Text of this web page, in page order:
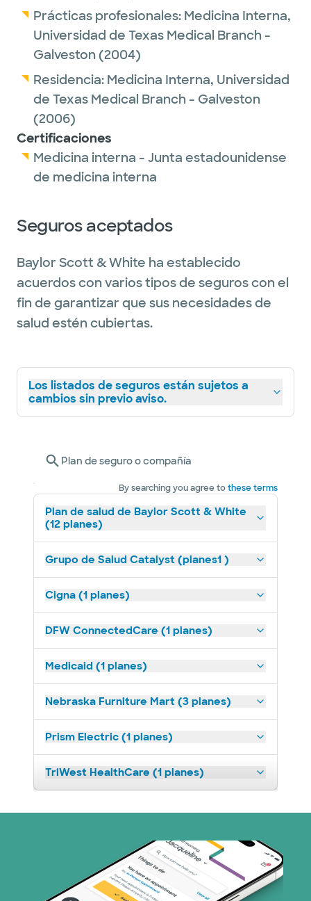
Prácticas profesionales: Medicina Interna,
Universidad de Texas Medical Branch -
Galveston (2004)
Residencia: Medicina Interna, Universidad
de Texas Medical Branch - Galveston
(2006)
Certificaciones
Medicina interna - Junta estadounidense
de medicina interna
Seguros aceptados
Baylor Scott & White ha establecido
acuerdos con varios tipos de seguros con el
fin de garantizar que sus necesidades de
salud estén cubiertas.
Los listados de seguros están sujetos a
cambios sin previo aviso.
Plan de seguro o compañía
By searching you agree tothese terms
Plan de salud de Baylor Scott & White
(12 planes)
Grupo de Salud Catalyst (planes1 )
Cigna (1 planes)
DFW ConnectedCare (1 planes)
Medicaid (1 planes)
Nebraska Furniture Mart (3 planes)
Prism Electric (1 planes)
TriWest HealthCare (1 planes)